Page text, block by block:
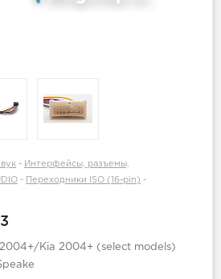
- Интерфейсы, разъемы,
- Переходники ISO (16-pin) -
Kia 2004+ (select models)